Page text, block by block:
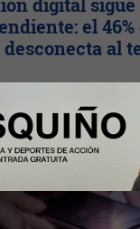
el 46%
al